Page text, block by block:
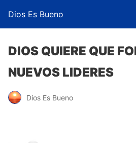
Dios Es Bueno
DIOS QUIERE QUE
NUEVOS LIDERES
Dios Es Bueno